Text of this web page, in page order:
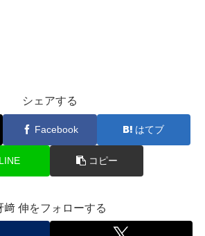
シェアする
Facebook はてブ
LINE コピー
﨑 伸をフォローする